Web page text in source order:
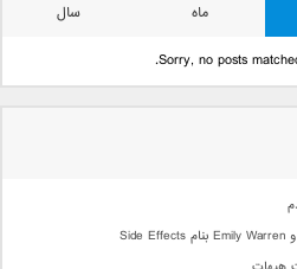
ماه
سال
Sorry, no posts